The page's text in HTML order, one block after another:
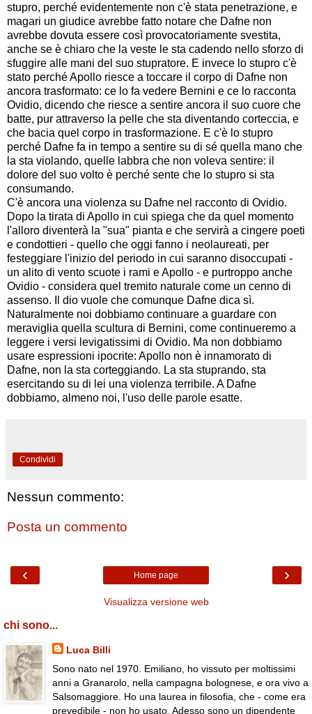
stupro, perché evidentemente non c'è stata penetrazione, e
magari un giudice avrebbe fatto notare che Dafne non
avrebbe dovuta essere così provocatoriamente svestita,
anche se è chiaro che la veste le sta cadendo nello sforzo di
sfuggire alle mani del suo stupratore. E invece lo stupro c'è
stato perché Apollo riesce a toccare il corpo di Dafne non
ancora trasformato: ce lo fa vedere Bernini e ce lo racconta
Ovidio, dicendo che riesce a sentire ancora il suo cuore che
batte, pur attraverso la pelle che sta diventando corteccia, e
che bacia quel corpo in trasformazione. E c'è lo stupro
perché Dafne fa in tempo a sentire su di sé quella mano che
la sta violando, quelle labbra che non voleva sentire: il
dolore del suo volto è perché sente che lo stupro si sta
consumando.
C'è ancora una violenza su Dafne nel racconto di Ovidio.
Dopo la tirata di Apollo in cui spiega che da quel momento
l'alloro diventerà la "sua" pianta e che servirà a cingere poeti
e condottieri - quello che oggi fanno i neolaureati, per
festeggiare l'inizio del periodo in cui saranno disoccupati -
un alito di vento scuote i rami e Apollo - e purtroppo anche
Ovidio - considera quel tremito naturale come un cenno di
assenso. Il dio vuole che comunque Dafne dica sì.
Naturalmente noi dobbiamo continuare a guardare con
meraviglia quella scultura di Bernini, come continueremo a
leggere i versi levigatissimi di Ovidio. Ma non dobbiamo
usare espressioni ipocrite: Apollo non è innamorato di
Dafne, non la sta corteggiando. La sta stuprando, sta
esercitando su di lei una violenza terribile. A Dafne
dobbiamo, almeno noi, l'uso delle parole esatte.
Condividi
Nessun commento:
Posta un commento
‹ ›
Home page
Visualizza versione web
chi sono...
Luca Billi
Sono nato nel 1970. Emiliano, ho vissuto per moltissimi
anni a Granarolo, nella campagna bolognese, e ora vivo a
Salsomaggiore. Ho una laurea in filosofia, che - come era
prevedibile - non ho usato. Adesso sono un dipendente